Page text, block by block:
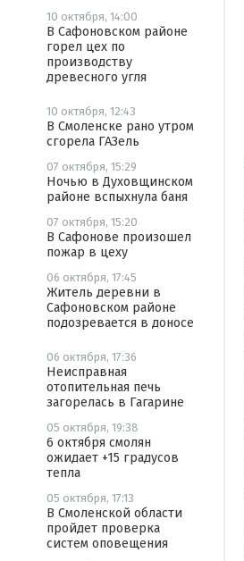
10 октября, 14:00
В Сафоновском районе
горел цех по
производству
древесного угля
10 октября, 12:43
В Смоленске рано утром
сгорела ГАЗель
07 октября, 15:29
Ночью в Духовщинском
районе вспыхнула баня
07 октября, 15:20
В Сафонове произошел
пожар в цеху
06 октября, 17:45
Житель деревни в
Сафоновском районе
подозревается в доносе
06 октября, 17:36
Неисправная
отопительная печь
загорелась в Гагарине
05 октября, 19:38
6 октября смолян
ожидает +15 градусов
тепла
05 октября, 17:13
В Смоленской области
пройдет проверка
систем оповещения